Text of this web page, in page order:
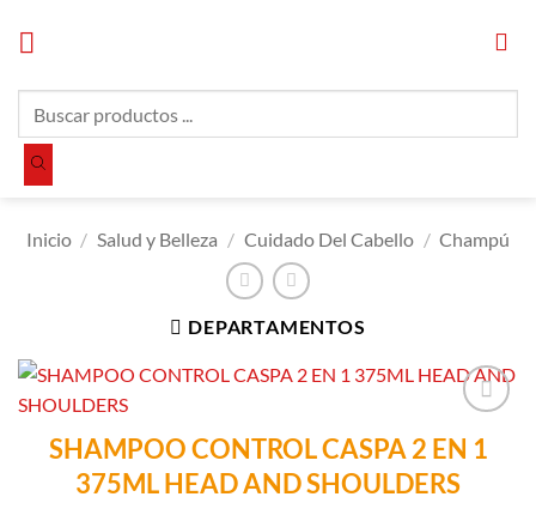
productos
Inicio / Salud y Belleza / Cuidado Del Cabello / Champú
DEPARTAMENTOS
Añadir a
Lista de
Compras
SHAMPOO CONTROL CASPA 2 EN 1
375ML HEAD AND SHOULDERS